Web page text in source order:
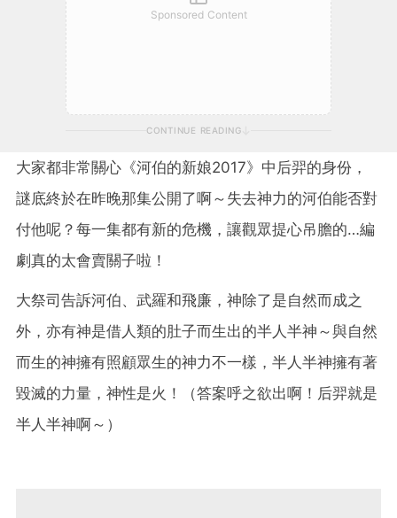
Sponsored Content
CONTINUE READING
大家都非常關心《河伯的新娘2017》中后羿的身份，
謎底終於在昨晚那集公開了啊～失去神力的河伯能否對
付他呢？每一集都有新的危機，讓觀眾提心吊膽的…編
劇真的太會賣關子啦！
大祭司告訴河伯、武羅和飛廉，神除了是自然而成之
外，亦有神是借人類的肚子而生出的半人半神～與自然
而生的神擁有照顧眾生的神力不一樣，半人半神擁有著
毀滅的力量，神性是火！（答案呼之欲出啊！后羿就是
半人半神啊～）